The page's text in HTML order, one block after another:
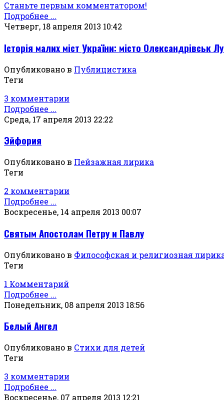
Станьте первым комментатором!
Подробнее ...
Четверг, 18 апреля 2013 10:42
Історія малих міст України: місто Олександрівськ
Опубликовано в Публицистика
Теги
3 комментарии
Подробнее ...
Среда, 17 апреля 2013 22:22
Эйфория
Опубликовано в Пейзажная лирика
Теги
2 комментарии
Подробнее ...
Воскресенье, 14 апреля 2013 00:07
Святым Апостолам Петру и Павлу
Опубликовано в Философская и религиозная
Теги
1 Комментарий
Подробнее ...
Понедельник, 08 апреля 2013 18:56
Белый Ангел
Опубликовано в Стихи для детей
Теги
3 комментарии
Подробнее ...
Воскресенье, 07 апреля 2013 12:21